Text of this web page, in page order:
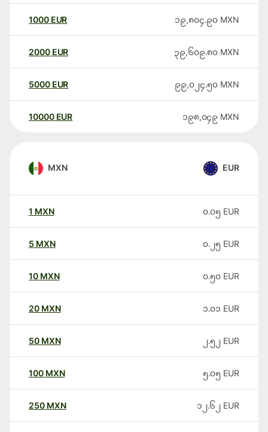
1000 EUR ၁၉,၈၀၄.၉၀ MXN
2000 EUR ၃၉,၆၀၉.၈၀ MXN
5000 EUR ၉၉,၀၂၄.၅၀ MXN
10000 EUR ၁၉၈,၀၄၉ MXN
MXN EUR
1 MXN ၀.၀၅ EUR
5 MXN ၀.၂၅ EUR
10 MXN ၀.၅၀ EUR
20 MXN ၁.၀၁ EUR
50 MXN ၂.၅၂ EUR
100 MXN ၅.၀၅ EUR
250 MXN ၁၂.၆၂ EUR